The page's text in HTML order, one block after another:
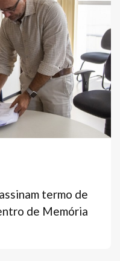
termo de
de Memória